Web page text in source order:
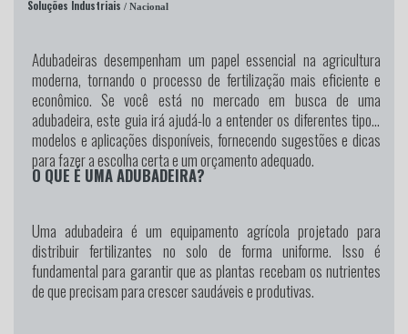
Soluções Industriais / Nacional
Adubadeiras desempenham um papel essencial na agricultura
moderna, tornando o processo de fertilização mais eficiente e
econômico. Se você está no mercado em busca de uma
adubadeira, este guia irá ajudá-lo a entender os diferentes tipos,
modelos e aplicações disponíveis, fornecendo sugestões e dicas
para fazer a escolha certa e um orçamento adequado.
O QUE É UMA ADUBADEIRA?
Uma adubadeira é um equipamento agrícola projetado para
distribuir fertilizantes no solo de forma uniforme. Isso é
fundamental para garantir que as plantas recebam os nutrientes
de que precisam para crescer saudáveis e produtivas.